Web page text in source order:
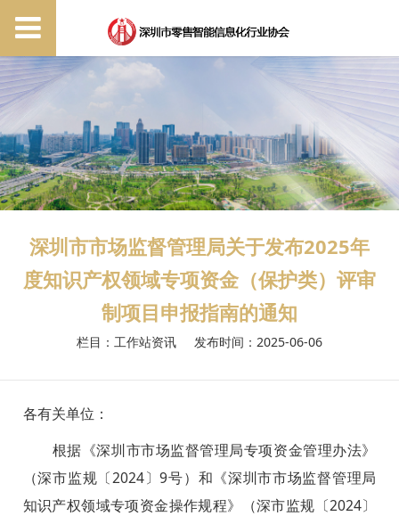
深圳市市场监督管理局关于发布2025年
度知识产权领域专项资金（保护类）评审
制项目申报指南的通知
栏目：工作站资讯 发布时间：2025-06-06
各有关单位：
根据《深圳市市场监督管理局专项资金管理办法》
（深市监规〔2024〕9号）和《深圳市市场监督管理局
知识产权领域专项资金操作规程》（深市监规〔2024〕